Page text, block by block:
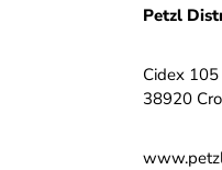
Petzl
Cidex
38920